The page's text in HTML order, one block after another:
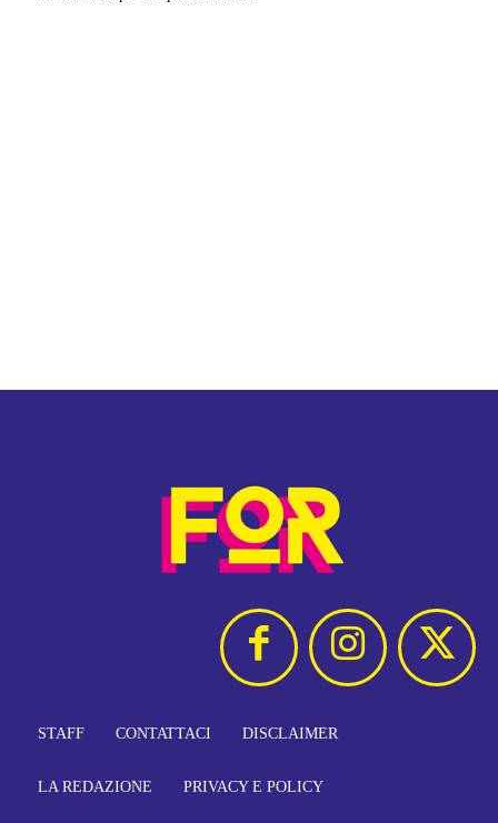
STAFF CONTATTACI DISCLAIMER
LA REDAZIONE PRIVACY E POLICY